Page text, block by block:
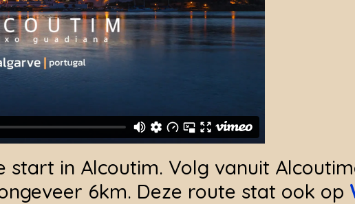
in Alcoutim. Volg vanuit
6km. Deze route stat ook op